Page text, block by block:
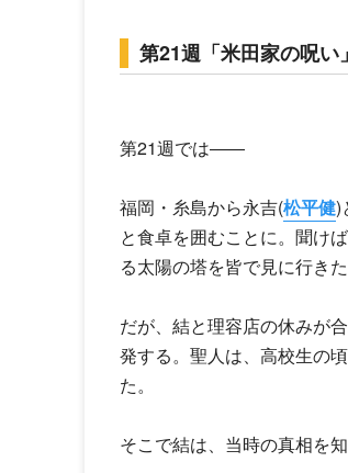
第21週「米田家の呪い
第21週では――
福岡・糸島から永吉(松平健)
と食卓を囲むことに。聞け
る太陽の塔を皆で見に行き
だが、結と理容店の休みが
発する。聖人は、高校生の
た。
そこで結は、当時の真相を